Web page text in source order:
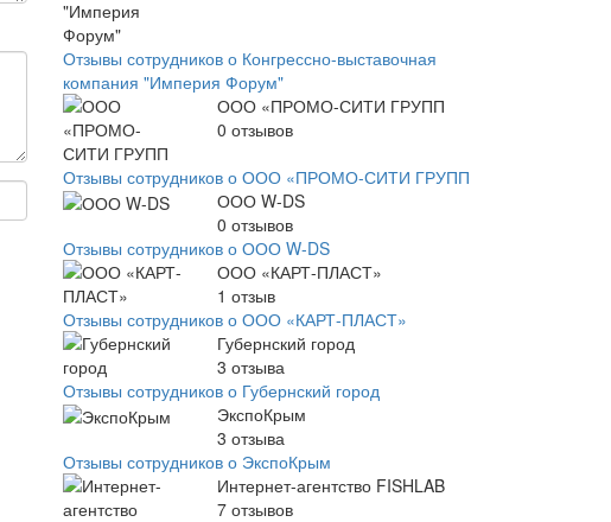
Отзывы сотрудников о Конгрессно-выставочная
компания "Империя Форум"
ООО «ПРОМО-СИТИ ГРУПП
0 отзывов
Отзывы сотрудников о ООО «ПРОМО-СИТИ ГРУПП
ООО W-DS
0 отзывов
Отзывы сотрудников о ООО W-DS
ООО «КАРТ-ПЛАСТ»
1 отзыв
Отзывы сотрудников о ООО «КАРТ-ПЛАСТ»
Губернский город
3 отзыва
Отзывы сотрудников о Губернский город
ЭкспоКрым
3 отзыва
Отзывы сотрудников о ЭкспоКрым
Интернет-агентство FISHLAB
7 отзывов